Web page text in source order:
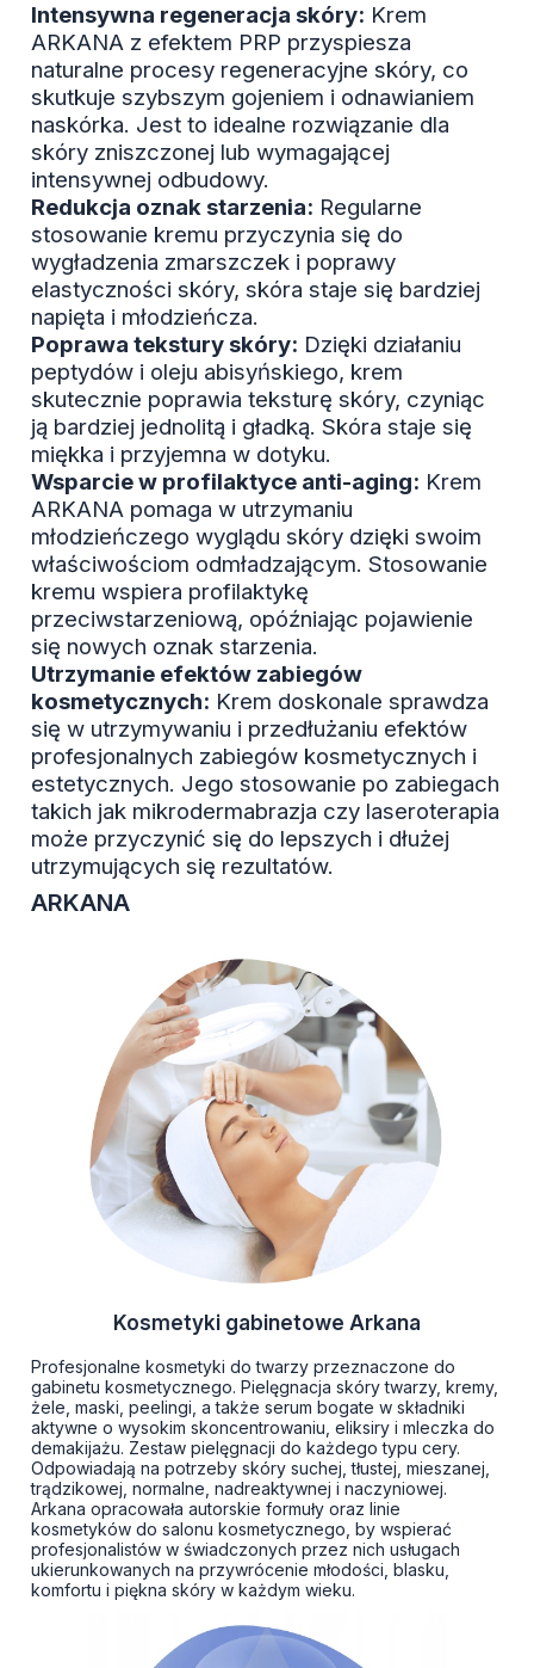
Intensywna regeneracja skóry: Krem
ARKANA z efektem PRP przyspiesza
naturalne procesy regeneracyjne skóry, co
skutkuje szybszym gojeniem i odnawianiem
naskórka. Jest to idealne rozwiązanie dla
skóry zniszczonej lub wymagającej
intensywnej odbudowy.
Redukcja oznak starzenia: Regularne
stosowanie kremu przyczynia się do
wygładzenia zmarszczek i poprawy
elastyczności skóry, skóra staje się bardziej
napięta i młodzieńcza.
Poprawa tekstury skóry: Dzięki działaniu
peptydów i oleju abisyńskiego, krem
skutecznie poprawia teksturę skóry, czyniąc
ją bardziej jednolitą i gładką. Skóra staje się
miękka i przyjemna w dotyku.
Wsparcie w profilaktyce anti-aging: Krem
ARKANA pomaga w utrzymaniu
młodzieńczego wyglądu skóry dzięki swoim
właściwościom odmładzającym. Stosowanie
kremu wspiera profilaktykę
przeciwstarzeniową, opóźniając pojawienie
się nowych oznak starzenia.
Utrzymanie efektów zabiegów
kosmetycznych: Krem doskonale sprawdza
się w utrzymywaniu i przedłużaniu efektów
profesjonalnych zabiegów kosmetycznych i
estetycznych. Jego stosowanie po zabiegach
takich jak mikrodermabrazja czy laseroterapia
może przyczynić się do lepszych i dłużej
utrzymujących się rezultatów.
ARKANA
Kosmetyki gabinetowe Arkana
Profesjonalne kosmetyki do twarzy przeznaczone do
gabinetu kosmetycznego. Pielęgnacja skóry twarzy, kremy,
żele, maski, peelingi, a także serum bogate w składniki
aktywne o wysokim skoncentrowaniu, eliksiry i mleczka do
demakijażu. Zestaw pielęgnacji do każdego typu cery.
Odpowiadają na potrzeby skóry suchej, tłustej, mieszanej,
trądzikowej, normalne, nadreaktywnej i naczyniowej.
Arkana opracowała autorskie formuły oraz linie
kosmetyków do salonu kosmetycznego, by wspierać
profesjonalistów w świadczonych przez nich usługach
ukierunkowanych na przywrócenie młodości, blasku,
komfortu i piękna skóry w każdym wieku.